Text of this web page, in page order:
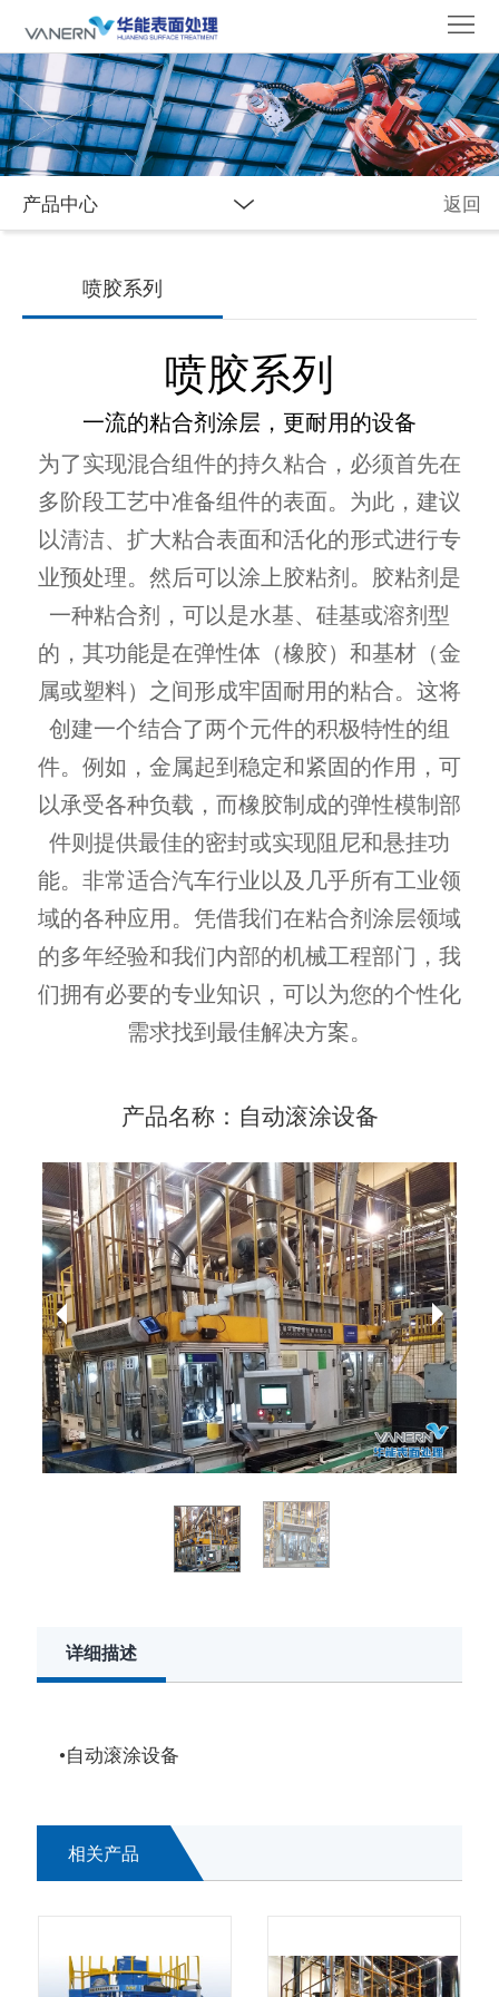
页
关
于
我
们
新
闻
资
合
作
应
产品中心 返回
喷胶系列
喷胶系列
一流的粘合剂涂层，更耐用的设备
为了实现混合组件的持久粘合，必须首先在
多阶段工艺中准备组件的表面。为此，建议
以清洁、扩大粘合表面和活化的形式进行专
业预处理。然后可以涂上胶粘剂。胶粘剂是
一种粘合剂，可以是水基、硅基或溶剂型
的，其功能是在弹性体（橡胶）和基材（金
属或塑料）之间形成牢固耐用的粘合。这将
创建一个结合了两个元件的积极特性的组
件。例如，金属起到稳定和紧固的作用，可
以承受各种负载，而橡胶制成的弹性模制部
件则提供最佳的密封或实现阻尼和悬挂功
能。非常适合汽车行业以及几乎所有工业领
域的各种应用。凭借我们在粘合剂涂层领域
的多年经验和我们内部的机械工程部门，我
们拥有必要的专业知识，可以为您的个性化
需求找到最佳解决方案。
产品名称：自动滚涂设备
详细描述
•自动滚涂设备
相关产品